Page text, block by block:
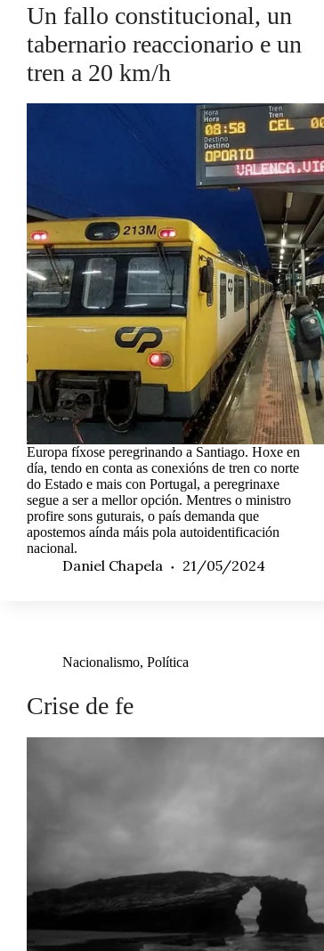
Un fallo constitucional, un
tabernario reaccionario e un
tren a 20 km/h
Europa fíxose peregrinando a Santiago. Hoxe en
día, tendo en conta as conexións de tren co norte
do Estado e mais con Portugal, a peregrinaxe
segue a ser a mellor opción. Mentres o ministro
profire sons guturais, o país demanda que
apostemos aínda máis pola autoidentificación
nacional.
Daniel Chapela 21/05/2024
Nacionalismo, Política
Crise de fe